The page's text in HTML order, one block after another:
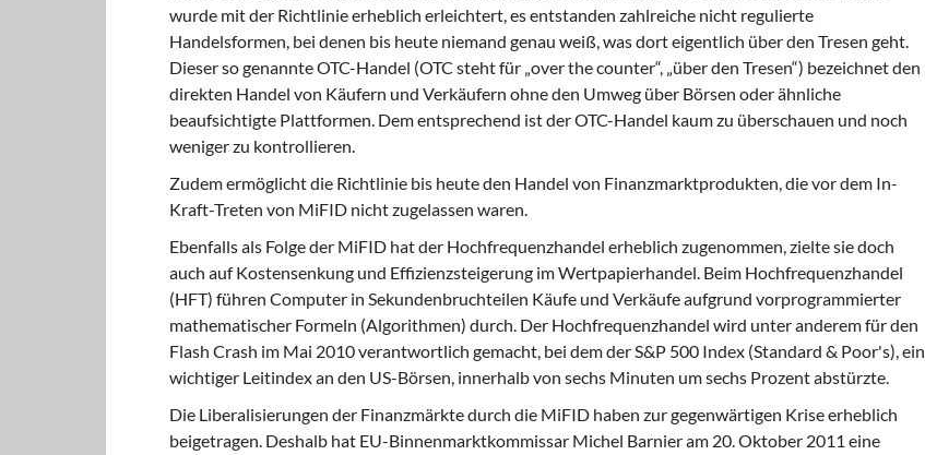
wurde mit der Richtlinie erheblich erleichtert, es entstanden zahlreiche nicht regulierte
Handelsformen, bei denen bis heute niemand genau weiß, was dort eigentlich über den Tresen geht.
Dieser so genannte OTC-Handel (OTC steht für „over the counter“, „über den Tresen“) bezeichnet den
direkten Handel von Käufern und Verkäufern ohne den Umweg über Börsen oder ähnliche
beaufsichtigte Plattformen. Dem entsprechend ist der OTC-Handel kaum zu überschauen und noch
weniger zu kontrollieren.
Zudem ermöglicht die Richtlinie bis heute den Handel von Finanzmarktprodukten, die vor dem In-
Kraft-Treten von MiFID nicht zugelassen waren.
Ebenfalls als Folge der MiFID hat der Hochfrequenzhandel erheblich zugenommen, zielte sie doch
auch auf Kostensenkung und Effizienzsteigerung im Wertpapierhandel. Beim Hochfrequenzhandel
(HFT) führen Computer in Sekundenbruchteilen Käufe und Verkäufe aufgrund vorprogrammierter
mathematischer Formeln (Algorithmen) durch. Der Hochfrequenzhandel wird unter anderem für den
Flash Crash im Mai 2010 verantwortlich gemacht, bei dem der S&P 500 Index (Standard & Poor's), ein
wichtiger Leitindex an den US-Börsen, innerhalb von sechs Minuten um sechs Prozent abstürzte.
Die Liberalisierungen der Finanzmärkte durch die MiFID haben zur gegenwärtigen Krise erheblich
beigetragen. Deshalb hat EU-Binnenmarktkommissar Michel Barnier am 20. Oktober 2011 eine